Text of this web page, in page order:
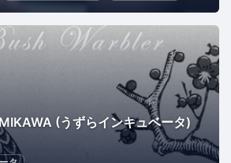
(うずらインキュベータ)